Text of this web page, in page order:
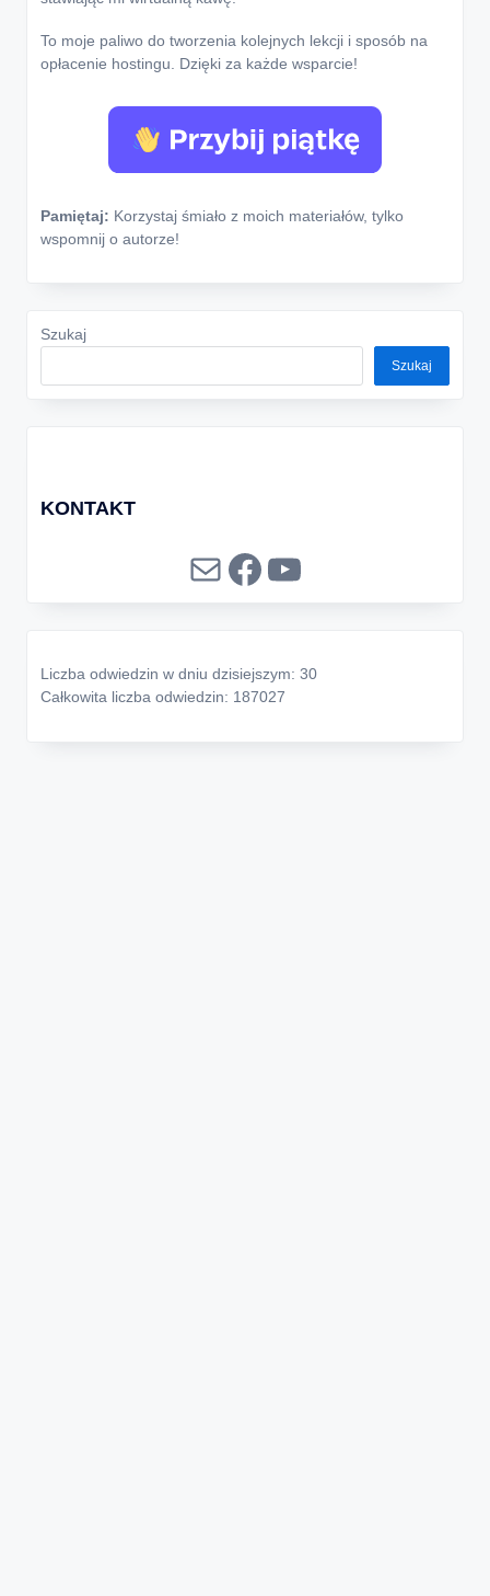
To moje paliwo do tworzenia kolejnych lekcji i sposób na
opłacenie hostingu. Dzięki za każde wsparcie!
Pamiętaj: Korzystaj śmiało z moich materiałów, tylko
wspomnij o autorze!
Szukaj
Szukaj
KONTAKT
MailFacebook
YouTube
Liczba odwiedzin w dniu dzisiejszym: 30
Całkowita liczba odwiedzin: 187027